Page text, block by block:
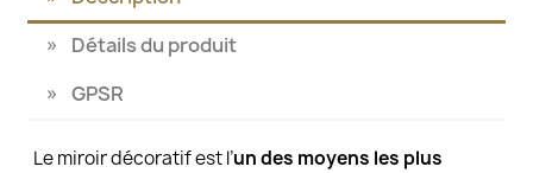
Détails du produit
GPSR
Le miroir décoratif est l’un des moyens les plus